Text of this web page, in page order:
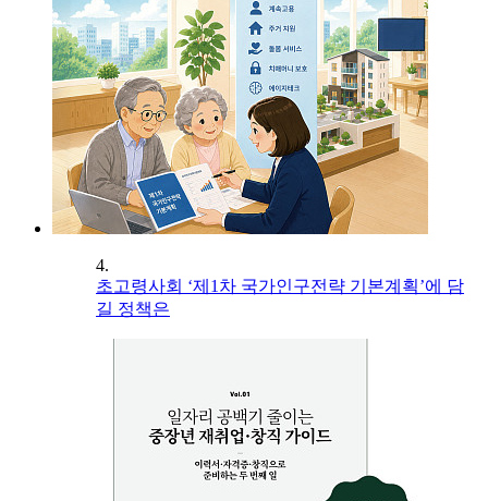
4.
초고령사회 ‘제1차 국가인구전략 기본계획’에 담
길 정책은